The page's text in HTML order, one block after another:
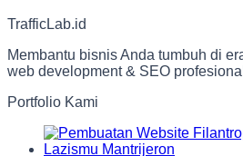
TrafficLab.id
Membantu bisnis Anda tumbuh di
web development & SEO profesional
Portfolio Kami